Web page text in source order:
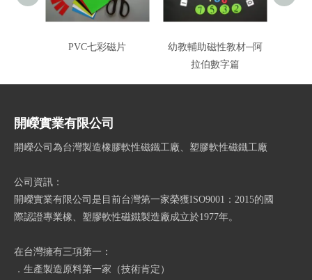
PVC七彩磁片
幼教輔助磁性教材─阿
拉伯數字篇
開嶸實業有限公司
開嶸公司為台灣製造橡膠軟性磁鐵工廠、塑膠軟性磁鐵工廠
公司資訊：
開嶸實業有限公司是目前台灣第一家榮獲ISO9001：2015的國
際認證專業橡、塑膠軟性磁鐵製造廠成立於1977年。
在台灣擁有三項第一：
．生產製造原料第一家（技術肯定）